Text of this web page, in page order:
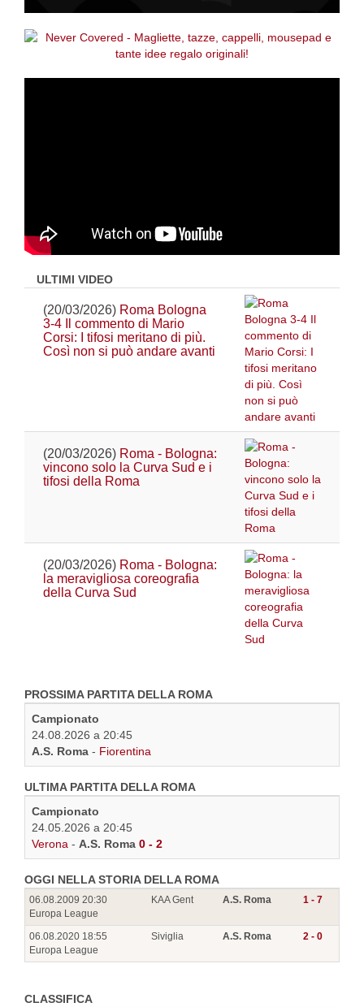
ULTIMI VIDEO
(20/03/2026) Roma Bologna
3-4 Il commento di Mario
Corsi: I tifosi meritano di più.
Così non si può andare avanti
(20/03/2026) Roma - Bologna:
vincono solo la Curva Sud e i
tifosi della Roma
(20/03/2026) Roma - Bologna:
la meravigliosa coreografia
della Curva Sud
PROSSIMA PARTITA DELLA ROMA
Campionato
24.08.2026 a 20:45
A.S. Roma - Fiorentina
ULTIMA PARTITA DELLA ROMA
Campionato
24.05.2026 a 20:45
Verona - A.S. Roma 0 - 2
OGGI NELLA STORIA DELLA ROMA
06.08.2009 20:30
Europa League
KAA Gent A.S. Roma 1 - 7
06.08.2020 18:55
Europa League
Siviglia A.S. Roma 2 - 0
CLASSIFICA